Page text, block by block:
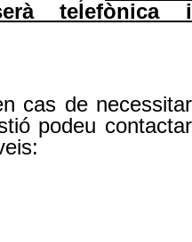
telefònica i
cas de necessitar
podeu contactar